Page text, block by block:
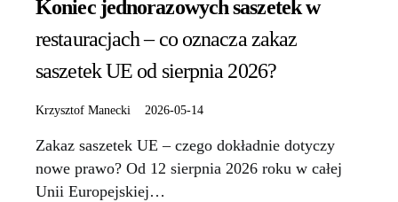
Koniec jednorazowych saszetek w
restauracjach – co oznacza zakaz
saszetek UE od sierpnia 2026?
Krzysztof Manecki 2026-05-14
Zakaz saszetek UE – czego dokładnie dotyczy
nowe prawo? Od 12 sierpnia 2026 roku w całej
Unii Europejskiej…